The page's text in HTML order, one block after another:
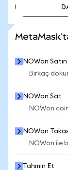
NOWon Satın
Birkaç
NOWon Sat
NOWon
NOWon
NOWon ile
Tahmin Et